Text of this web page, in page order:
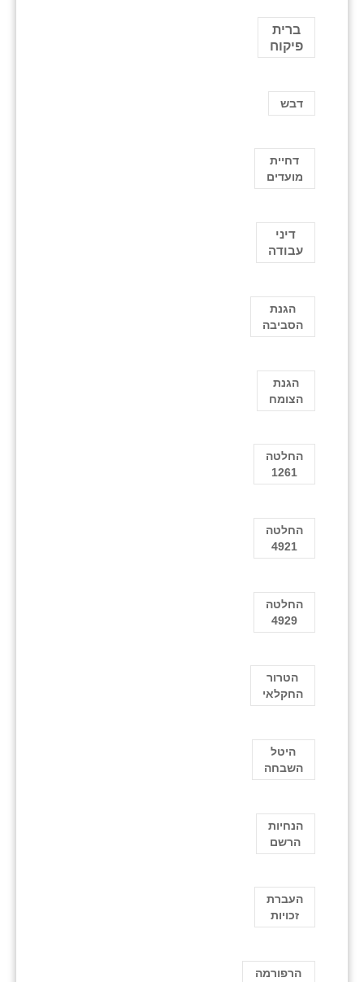
ברית
פיקוח
דבש
דחיית
מועדים
דיני
עבודה
הגנת
הסביבה
הגנת
הצומח
החלטה
1261
החלטה
4921
החלטה
4929
הטרור
החקלאי
היטל
השבחה
הנחיות
הרשם
העברת
זכויות
הרפורמה